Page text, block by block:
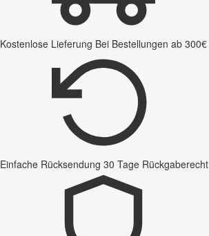
Kostenlose Lieferung Bei Bestellungen ab 300€
Einfache Rücksendung 30 Tage Rückgaberecht